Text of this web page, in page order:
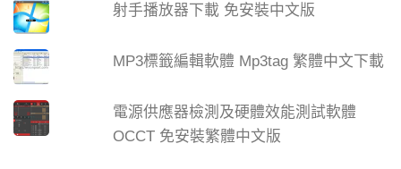
射手播放器下載 免安裝中文版
MP3標籤編輯軟體 Mp3tag 繁體中文下載
電源供應器檢測及硬體效能測試軟體
OCCT 免安裝繁體中文版